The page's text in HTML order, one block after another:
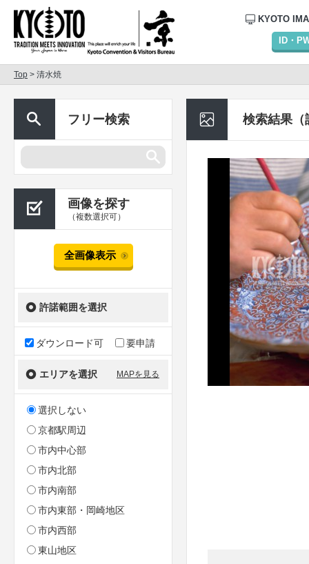
KYOTO
ID・
Top > 清水焼
フリー検索
画像を探す
（複数選択可）
全画像表示
許諾範囲を選択
ダウンロード可 要申請
エリアを選択 MAPを見る
選択しない
京都駅周辺
市内中心部
市内北部
市内南部
市内東部・岡崎地区
市内西部
東山地区
検索結果（